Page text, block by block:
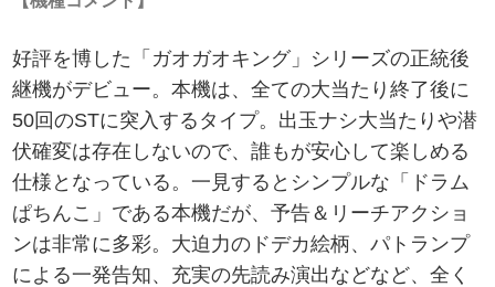
好評を博した「ガオガオキング」シリーズの正統後
継機がデビュー。本機は、全ての大当たり終了後に
50回のSTに突入するタイプ。出玉ナシ大当たりや潜
伏確変は存在しないので、誰もが安心して楽しめる
仕様となっている。一見するとシンプルな「ドラム
ぱちんこ」である本機だが、予告＆リーチアクショ
ンは非常に多彩。大迫力のドデカ絵柄、パトランプ
による一発告知、充実の先読み演出などなど、全く